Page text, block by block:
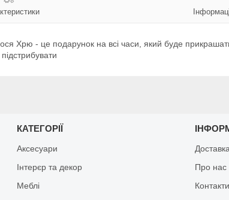
Хрю - це подарунок на всі часи, який буде прикрашати
КАТЕГОРІЇ
Аксесуари
Інтерєр та декор
Меблі
Про нас
Контакти